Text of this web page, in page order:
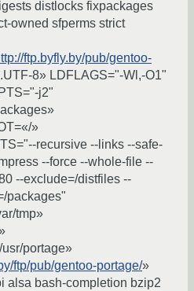
distlocks fixpackages
owned sfperms strict
ftp.byfly.by/pub/gentoo-
8» LDFLAGS="-Wl,-O1"
j2"
»
recursive --links --safe-
--force --whole-file --
--exclude=/distfiles --
packages"
tmp»
portage»
ftp/pub/gentoo-portage/»
alsa bash-completion bzip2